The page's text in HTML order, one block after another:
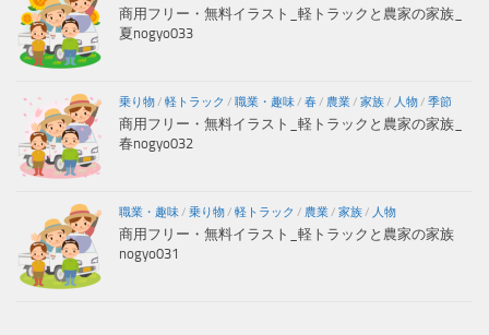
商用フリー・無料イラスト_軽トラックと農家の家族_
夏nogyo033
乗り物/ 軽トラック / 職業・趣味/ 春/ 農業/ 家族/ 人物/ 季節
商用フリー・無料イラスト_軽トラックと農家の家族_
春nogyo032
職業・趣味/ 乗り物/ 軽トラック / 農業/ 家族/ 人物
商用フリー・無料イラスト_軽トラックと農家の家族
nogyo031